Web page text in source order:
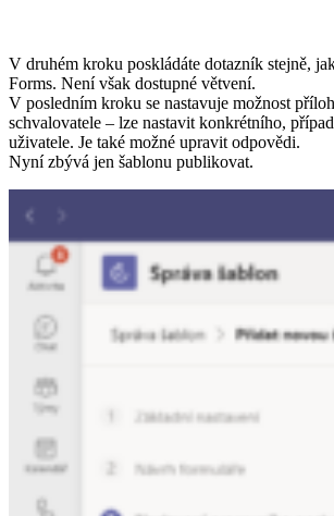
V druhém kroku poskládáte dotazník stejně,
Forms. Není však dostupné větvení.
V posledním kroku se nastavuje možnost
schvalovatele – lze nastavit konkrétního,
uživatele. Je také možné upravit odpovědi.
Nyní zbývá jen šablonu publikovat.